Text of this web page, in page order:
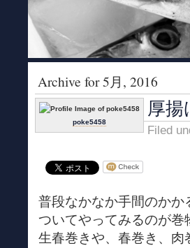
Archive for 5月, 2016
poke5458
厚揚
Filed
普段なかなか手間のか
ついてやってみるのが巻
生春巻きや、春巻き、